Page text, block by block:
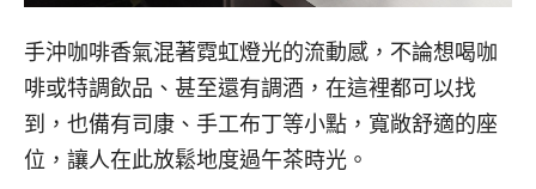
手沖咖啡香氣混著霓虹燈光的流動感，不論想喝咖
啡或特調飲品、甚至還有調酒，在這裡都可以找
到，也備有司康、手工布丁等小點，寬敞舒適的座
位，讓人在此放鬆地度過午茶時光。